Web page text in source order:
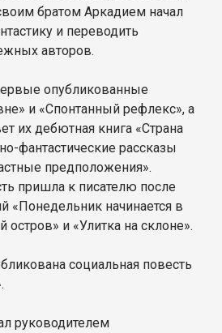
братом Аркадием начал
и переводить
авторов.
опубликованные
и «Спонтанный рефлекс», а
их дебютная книга «Страна
фантастические рассказы
предположения».
пришла к писателю после
«Понедельник начинается в
остров» и «Улитка на склоне».
социальная повесть
руководителем